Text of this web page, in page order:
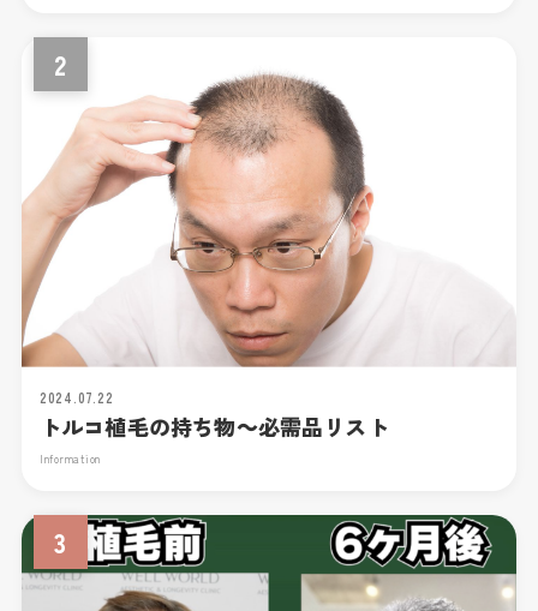
2
2024.07.22
トルコ植毛の持ち物～必需品リスト
Information
3